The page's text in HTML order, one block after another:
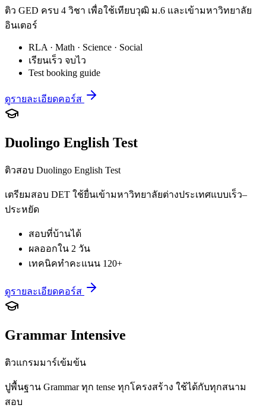
ติว GED ครบ 4 วิชา เพื่อใช้เทียบวุฒิ ม.6 และเข้ามหาวิทยาลัย
อินเตอร์
RLA · Math · Science · Social
เรียนเร็ว จบไว
Test booking guide
ดูรายละเอียดคอร์ส
Duolingo English Test
ติวสอบ Duolingo English Test
เตรียมสอบ DET ใช้ยื่นเข้ามหาวิทยาลัยต่างประเทศแบบเร็ว–
ประหยัด
สอบที่บ้านได้
ผลออกใน 2 วัน
เทคนิคทำคะแนน 120+
ดูรายละเอียดคอร์ส
Grammar Intensive
ติวแกรมมาร์เข้มข้น
ปูพื้นฐาน Grammar ทุก tense ทุกโครงสร้าง ใช้ได้กับทุกสนาม
สอบ